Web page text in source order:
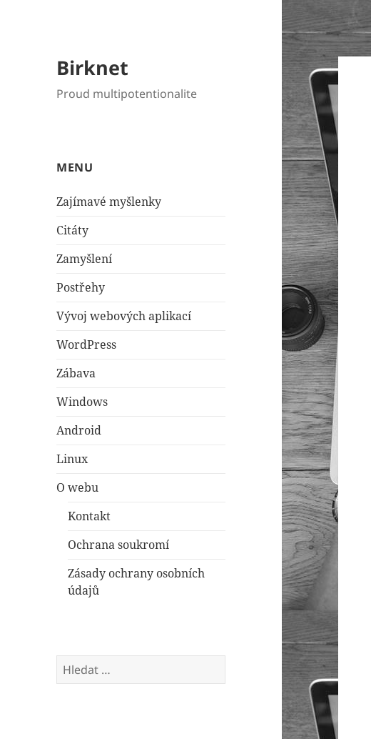
Birknet
Proud multipotentionalite
MENU
Zajímavé myšlenky
Citáty
Zamyšlení
Postřehy
Vývoj webových aplikací
WordPress
Zábava
Windows
Android
Linux
O webu
Kontakt
Ochrana soukromí
Zásady ochrany osobních
údajů
Vyhledávání